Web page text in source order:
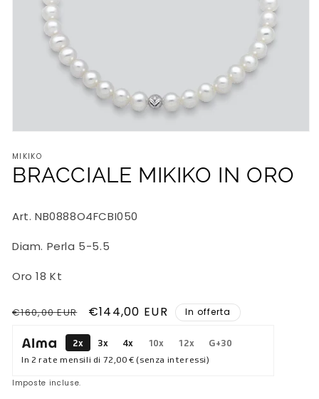
multimediali
1
in
MIKIKO
BRACCIALE MIKIKO IN ORO
Art. NB0888O4FCBI050
Diam. Perla 5-5.5
Oro 18 Kt
Prezzo
listino
€160,00 EUR
Prezzo
€144,00 EUR In offerta
2x 3x 4x 10x 12x
G+30
In 2 rate mensili di 72,00 € (senza interessi)
Imposte incluse.